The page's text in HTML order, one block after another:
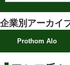
企業別アーカイ
Prothom Alo